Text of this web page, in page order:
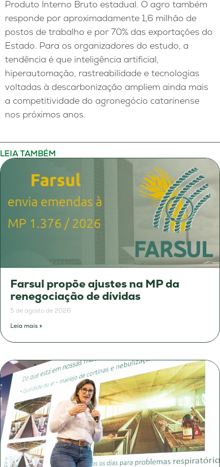
Produto Interno Bruto estadual. O agro também
responde por aproximadamente 1,6 milhão de
postos de trabalho e por 70% das exportações do
Estado. Para os organizadores do estudo, a
tendência é que inteligência artificial,
hiperautomação, rastreabilidade e tecnologias
voltadas à descarbonização ampliem ainda mais
a competitividade do agronegócio catarinense
nos próximos anos.
LEIA TAMBÉM
Farsul propõe ajustes na MP da
renegociação de dívidas
5 de agosto de 2026
Leia mais »